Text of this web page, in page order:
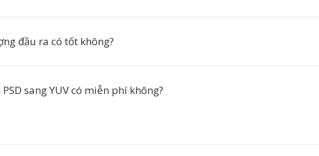
đầu ra có tốt không?
sang YUV có miễn phí không?